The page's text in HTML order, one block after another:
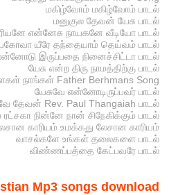
மகிழ்வோம் மகிழ்வோம் பாடல்
மனுகுல தேவன் யேசு பாடல்
என்னேசு நாயகனே வீடியோ பாடல்
யீரே தந்தையாம் தெய்வம் பாடல்
இருப்பதை நினைச்சிட்டா பாடல்
யேசு என்ற திரு நாமத்திற்கு பாடல்
நாங்கள் Father Berhmans Song
யேசுவே என்னோடிருப்பவர் பாடல்
தேவன் Rev. Paul Thangaiah பாடல்
ரட்சகா நின்னே நான் சிநேகிக்கும் பாடல்
காரியம் உமக்கது லேசான காரியம்
வாசல்களே உங்கள் தலைகளை பாடல்
விண்ணப்பத்தை கேட்பவரே பாடல்
Mp3 songs download